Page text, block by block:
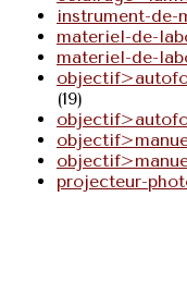
instrument-de-
materiel-de-
materiel-de-
(19)
projecteur-